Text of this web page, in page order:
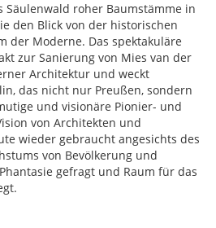
Säulenwald roher Baumstämme in
den Blick von der historischen
der Moderne. Das spektakuläre
zur Sanierung von Mies van der
Architektur und weckt
das nicht nur Preußen, sondern
und visionäre Pionier- und
von Architekten und
wieder gebraucht angesichts des
von Bevölkerung und
gefragt und Raum für das